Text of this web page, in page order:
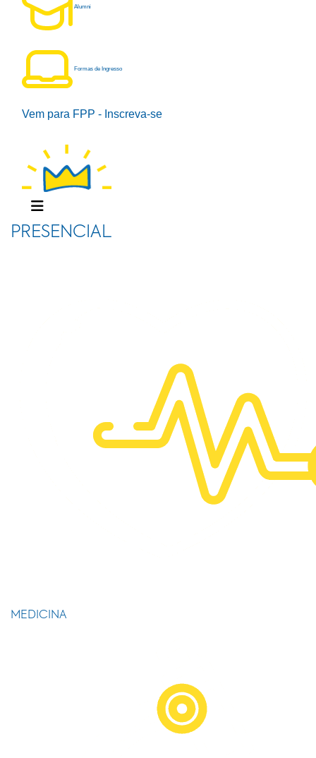
Alumni
Formas de Ingresso
Vem para FPP - Inscreva-se
PRESENCIAL
MEDICINA